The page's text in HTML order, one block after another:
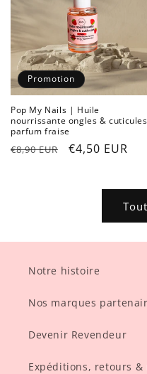
Promotion
Pop My Nails | Huile
nourrissante ongles & cuticules
parfum fraise
Prix
€8,90 EUR
Prix
€4,50 EUR
Notre histoire
Nos marques
Devenir Revendeur
Expéditions, retours &